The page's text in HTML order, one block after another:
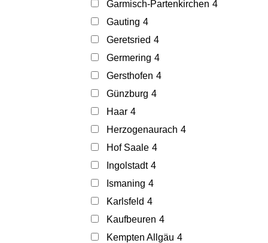
Garmisch-Partenkirchen 4
Gauting 4
Geretsried 4
Germering 4
Gersthofen 4
Günzburg 4
Haar 4
Herzogenaurach 4
Hof Saale 4
Ingolstadt 4
Ismaning 4
Karlsfeld 4
Kaufbeuren 4
Kempten Allgäu 4